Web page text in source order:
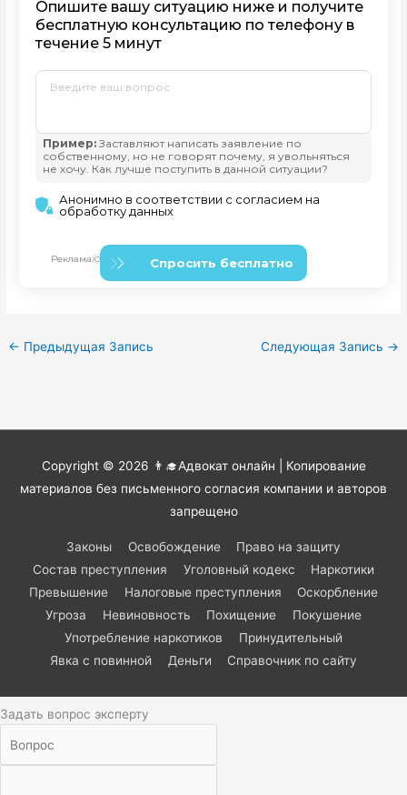
← Предыдущая Запись Следующая Запись →
Copyright © 2026 👨‍🎓Адвокат онлайн | Копирование
материалов без письменного согласия компании и авторов
запрещено
Законы Освобождение
Право на защиту
Состав преступления
Уголовный кодекс
Наркотики
Превышение
Налоговые преступления
Оскорбление
Угроза
Невиновность Похищение
Покушение
Употребление наркотиков
Принудительный
Явка с повинной
Деньги Справочник по сайту
Задать вопрос эксперту